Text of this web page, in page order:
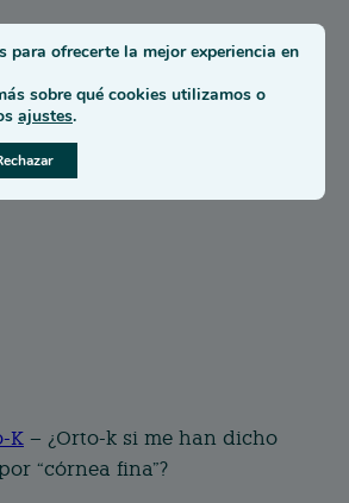
K – ¿Orto-k si me han dicho
“córnea fina”?
para ofrecerte la mejor experiencia en
sobre qué cookies utilizamos o
ajustes.